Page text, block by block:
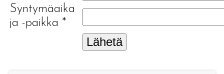
Lähetä
Syntymäaika
ja -paikka *